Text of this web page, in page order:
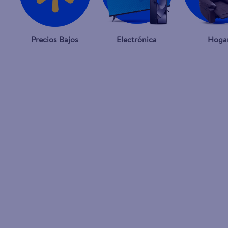
Precios Bajos Electrónica